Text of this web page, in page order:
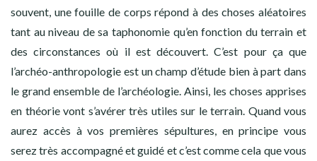
souvent, une fouille de corps répond à des choses aléatoires
tant au niveau de sa taphonomie qu’en fonction du terrain et
des circonstances où il est découvert. C’est pour ça que
l’archéo-anthropologie est un champ d’étude bien à part dans
le grand ensemble de l’archéologie. Ainsi, les choses apprises
en théorie vont s’avérer très utiles sur le terrain. Quand vous
aurez accès à vos premières sépultures, en principe vous
serez très accompagné et guidé et c’est comme cela que vous